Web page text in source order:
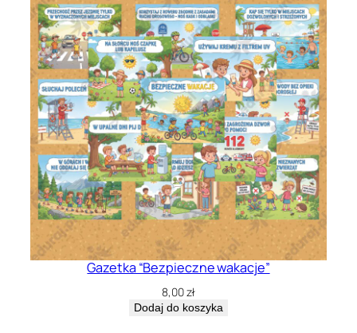
Gazetka “Bezpieczne wakacje”
8,00zł
Dodaj do koszyka